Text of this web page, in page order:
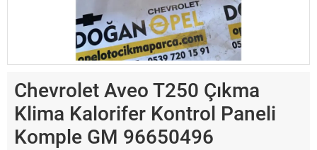
Chevrolet Aveo T250 Çıkma
Klima Kalorifer Kontrol Paneli
Komple GM 96650496